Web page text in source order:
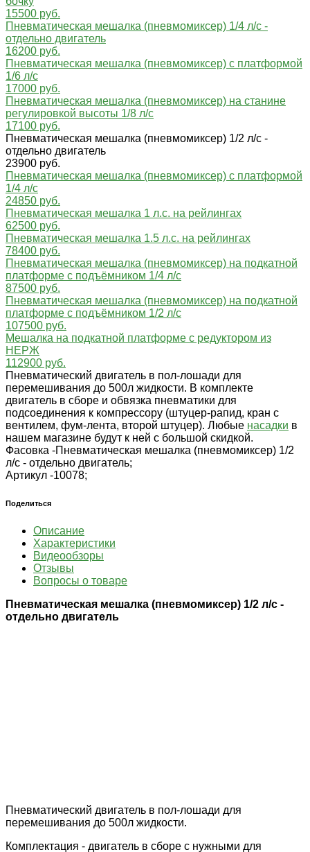
15500 руб.
Пневматическая мешалка (пневмомиксер) 1/4 л/с -
отдельно двигатель
16200 руб.
Пневматическая мешалка (пневмомиксер) с платформой
1/6 л/с
17000 руб.
Пневматическая мешалка (пневмомиксер) на станине
регулировкой высоты 1/8 л/с
17100 руб.
Пневматическая мешалка (пневмомиксер) 1/2 л/с -
отдельно двигатель
23900 руб.
Пневматическая мешалка (пневмомиксер) с платформой
1/4 л/с
24850 руб.
Пневматическая мешалка 1 л.с. на рейлингах
62500 руб.
Пневматическая мешалка 1.5 л.с. на рейлингах
78400 руб.
Пневматическая мешалка (пневмомиксер) на подкатной
платформе с подъёмником 1/4 л/с
87500 руб.
Пневматическая мешалка (пневмомиксер) на подкатной
платформе с подъёмником 1/2 л/с
107500 руб.
Мешалка на подкатной платформе с редуктором из
НЕРЖ
112900 руб.
Пневматический двигатель в пол-лошади для
перемешивания до 500л жидкости. В комплекте
двигатель в сборе и обвязка пневматики для
подсоединения к компрессору (штуцер-рапид, кран с
вентилем, фум-лента, второй штуцер). Любые насадки в
нашем магазине будут к ней с большой скидкой.
Фасовка -Пневматическая мешалка (пневмомиксер) 1/2
л/с - отдельно двигатель;
Артикул -10078;
Поделиться
Описание
Характеристики
Видеообзоры
Отзывы
Вопросы о товаре
Пневматическая мешалка (пневмомиксер) 1/2 л/с -
отдельно двигатель
Пневматический двигатель в пол-лошади для
перемешивания до 500л жидкости.
Комплектация - двигатель в сборе с нужными для